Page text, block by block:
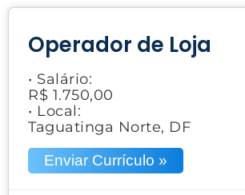
Operador de Loja
• Salário:
R$ 1.750,00
• Local:
Taguatinga Norte, DF
Enviar Currículo »